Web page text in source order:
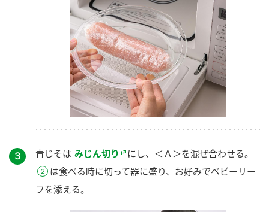
３ 青じそは みじん切り
にし、＜Ａ＞を混ぜ合わせる。
は食べる時に切って器に盛り、お好みでベビーリー
フを添える。